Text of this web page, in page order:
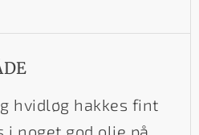
hvidløg hakkes fint